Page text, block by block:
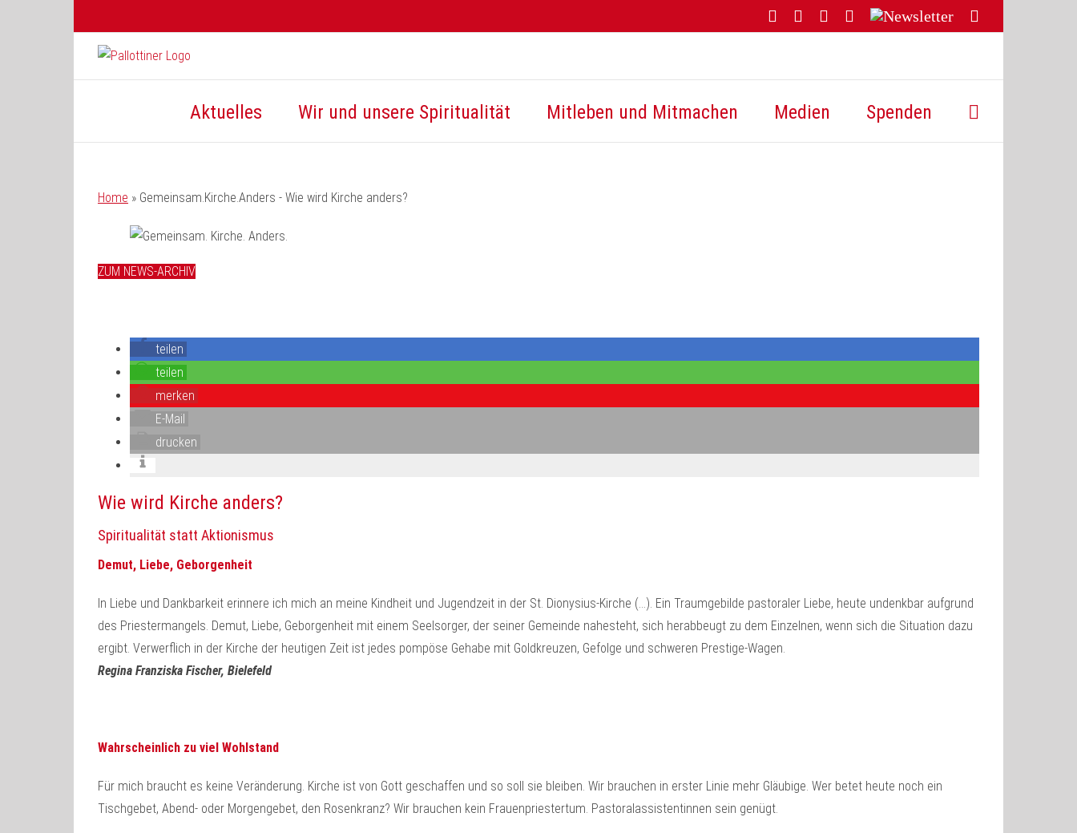
FacebookYouTubeInstagram
Threads
Newsletter
Mail
Aktuelles Wir und unsere Spiritualität Mitleben und Mitmachen Medien Spenden
Home » Gemeinsam.Kirche.Anders - Wie wird Kirche anders?
ZUM NEWS-ARCHIV
teilen
teilen
merken
E-Mail
drucken
Wie wird Kirche anders?
Spiritualität statt Aktionismus
Demut, Liebe, Geborgenheit
In Liebe und Dankbarkeit erinnere ich mich an meine Kindheit und Jugendzeit in der St. Dionysius-Kirche (…). Ein Traumgebilde pastoraler Liebe, heute undenkbar aufgrund
des Priestermangels. Demut, Liebe, Geborgenheit mit einem Seelsorger, der seiner Gemeinde nahesteht, sich herabbeugt zu dem Einzelnen, wenn sich die Situation dazu
ergibt. Verwerflich in der Kirche der heutigen Zeit ist jedes pompöse Gehabe mit Goldkreuzen, Gefolge und schweren Prestige-Wagen.
Regina Franziska Fischer, Bielefeld
Wahrscheinlich zu viel Wohlstand
Für mich braucht es keine Veränderung. Kirche ist von Gott geschaffen und so soll sie bleiben. Wir brauchen in erster Linie mehr Gläubige. Wer betet heute noch ein
Tischgebet, Abend- oder Morgengebet, den Rosenkranz? Wir brauchen kein Frauenpriestertum. Pastoralassistentinnen sein genügt.